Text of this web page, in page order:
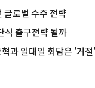
로벌 수주 전략
식 출구전략 될까
과 일대일 회담은 '거절'